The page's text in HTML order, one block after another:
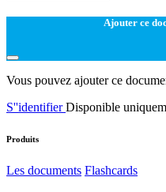
Ajouter ce
Vous pouvez ajouter ce
S''identifierDisponible
Produits
Les documents Flashcards